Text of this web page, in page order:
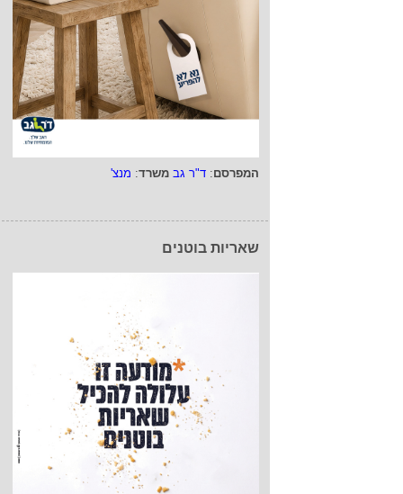
המפרסם: ד"ר גב משרד: מנצ'
שאריות בוטנים